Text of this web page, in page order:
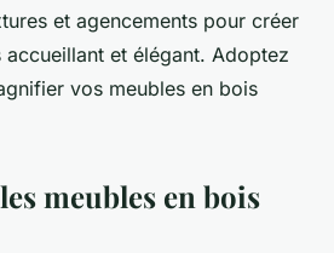
et agencements pour créer
et élégant. Adoptez
vos meubles en bois
meubles en bois